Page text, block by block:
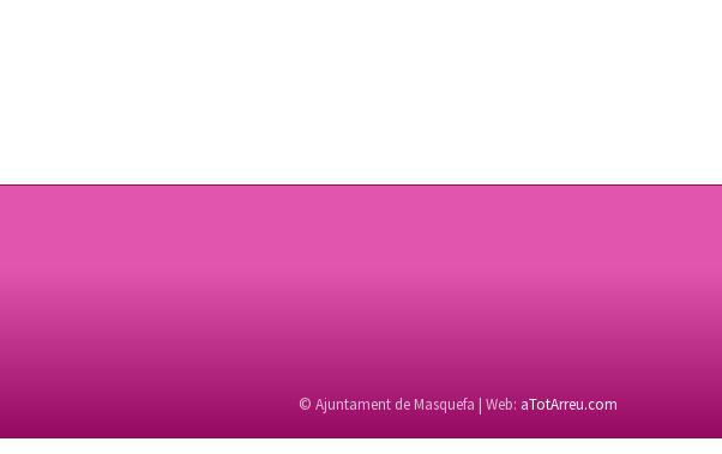
© Ajuntament de Masquefa | Web: aTotArreu.com